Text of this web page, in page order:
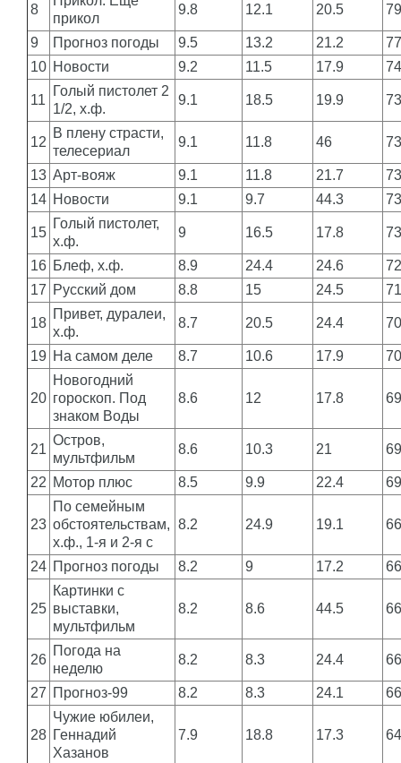
8
прикол
9.8 12.1 20.5
9 Прогноз погоды 9.5 13.2 21.2
10 Новости 9.2 11.5 17.9
11
Голый пистолет 2
1/2, х.ф.
9.1 18.5 19.9
12
В плену страсти,
телесериал
9.1 11.8 46
13 Арт-вояж 9.1 11.8 21.7
14 Новости 9.1 9.7 44.3
15
Голый пистолет,
х.ф.
9 16.5 17.8
16 Блеф, х.ф. 8.9 24.4 24.6
17 Русский дом 8.8 15 24.5
18
Привет, дуралеи,
х.ф.
8.7 20.5 24.4
19 На самом деле 8.7 10.6 17.9
20
Новогодний
гороскоп. Под
знаком Воды
8.6 12 17.8
21
Остров,
мультфильм
8.6 10.3 21
22 Мотор плюс 8.5 9.9 22.4
23
По семейным
обстоятельствам,
х.ф., 1-я и 2-я с
8.2 24.9 19.1
24 Прогноз погоды 8.2 9 17.2
25
Картинки с
выставки,
мультфильм
8.2 8.6 44.5
26
Погода на
неделю
8.2 8.3 24.4
27 Прогноз-99 8.2 8.3 24.1
28
Чужие юбилеи,
Геннадий
Хазанов
7.9 18.8 17.3